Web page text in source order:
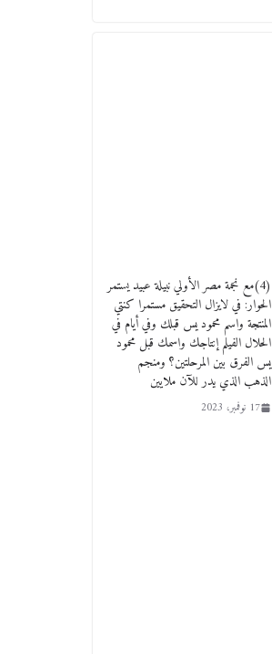
(4)مع نجمة مصر الأولي نبيلة عبيد يستمر
الحوار: في لايزال التحقيق مستمرا كنتي
المنتجة واسم محمود يس قبلك وفي أيام في
الحلال الفيلم إنتاجك واسمك قبل محمود
يس الفرق بين المرحلتين؟ ومنجم
الذهب الذي يدر للآن ملايين
17 نوفمبر، 2023